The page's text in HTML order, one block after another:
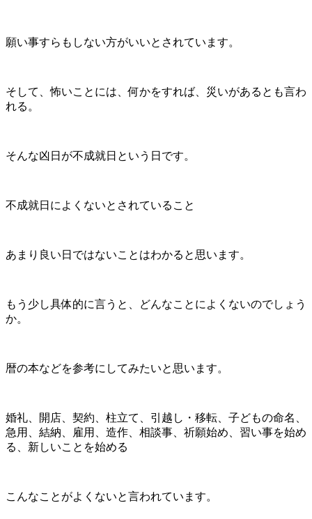
願い事すらもしない方がいいとされています。
そして、怖いことには、何かをすれば、災いがあるとも言わ
れる。
そんな凶日が不成就日という日です。
不成就日によくないとされていること
あまり良い日ではないことはわかると思います。
もう少し具体的に言うと、どんなことによくないのでしょう
か。
暦の本などを参考にしてみたいと思います。
婚礼、開店、契約、柱立て、引越し・移転、子どもの命名、
急用、結納、雇用、造作、相談事、祈願始め、習い事を始め
る、新しいことを始める
こんなことがよくないと言われています。